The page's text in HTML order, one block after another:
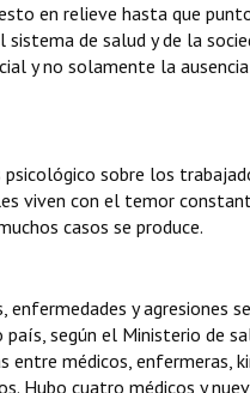
en relieve hasta que
de salud y de la
y no solamente la
sobre los
viven con el temor
casos se produce.
y agresiones
según el Ministerio de
entre médicos, enfermeras,
Hubo cuatro médicos y